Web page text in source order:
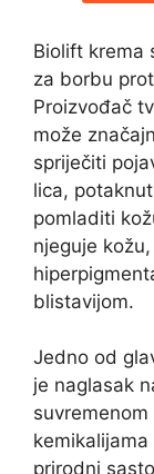
Biolift krema
za borbu
Proizvođač
može
spriječiti
lica,
pomladiti
njeguje
blistavijom.
Jedno od
je naglasak
prirodni